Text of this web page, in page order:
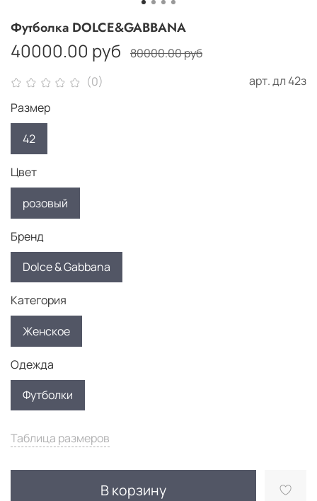
(0) арт.дл 42з
Футболка DOLCE&GABBANA
40000.00 руб 80000.00 руб
Таблица размеров
В корзину
Размер
42
Цвет
розовый
Бренд
Dolce & Gabbana
Категория
Женское
Одежда
Футболки